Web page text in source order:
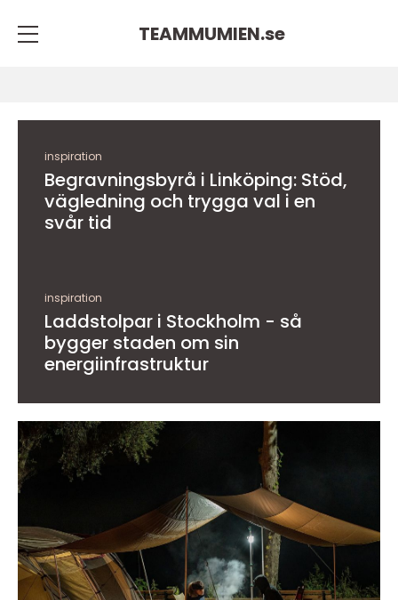
TEAMMUMIEN.se
inspiration
Begravningsbyrå i Linköping: Stöd,
vägledning och trygga val i en
svår tid
inspiration
Laddstolpar i Stockholm - så
bygger staden om sin
energiinfrastruktur